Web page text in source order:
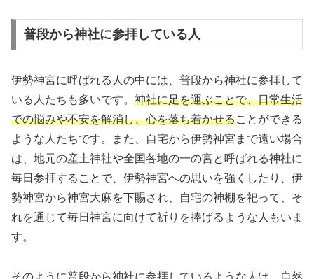
普段から神社に参拝している人
伊勢神宮に呼ばれる人の中には、普段から神社に参拝して
いる人たちも多いです。 神社に足を運ぶことで、日常生活
での悩みや不安を解消し、心を落ち着かせることができる
ような人たちです。また、自宅から伊勢神宮まで遠い場合
は、地元の産土神社や全国各地の一の宮と呼ばれる神社に
毎日参拝することで、伊勢神宮への思いを強くしたり、伊
勢神宮から神宮大麻を下賜され、自宅の神棚を祀って、そ
れを通じて毎日神宮に向けて祈りを捧げるような人もいま
す。